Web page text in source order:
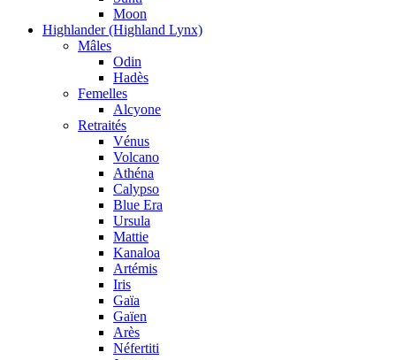
Moon
Highlander (Highland Lynx)
Mâles
Odin
Hadès
Femelles
Alcyone
Retraités
Vénus
Volcano
Athéna
Calypso
Blue Era
Ursula
Mattie
Kanaloa
Artémis
Iris
Gaïa
Gaïen
Arès
Néfertiti